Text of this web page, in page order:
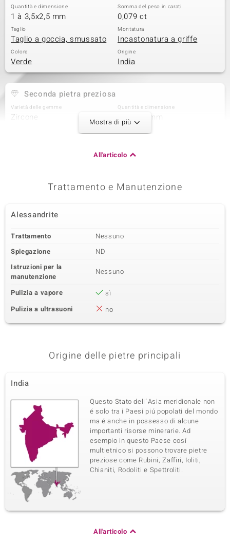
Quantità e dimensione
1 à 3,5x2,5 mm
Somma del peso in carati
0,079 ct
Taglio
Taglio a goccia, smussato
Montatura
Incastonatura a griffe
Colore
Verde
Origine
India
Seconda pietra preziosa
Varietà delle gemme
Zircone
Quantità e dimensione
16 à 1,2 mm
Origine
Zircone
0,081 ct Taglio rotondo
Montatura
Incastonatura a griffe
Mostra di più
All'articolo
Trattamento e Manutenzione
Alessandrite
Trattamento
Nessuno
Spiegazione
ND
Istruzioni per la
manutenzione
Nessuno
Pulizia a vapore
sì
Pulizia a ultrasuoni
no
Origine delle pietre principali
India
Questo Stato dell´Asia meridionale non
é solo tra i Paesi piú popolati del mondo
ma é anche in possesso di alcune
importanti risorse minerarie. Ad
esempio in questo Paese cosí
multietnico si possono trovare pietre
preziose come Rubini, Zaffiri, Ioliti,
Chianiti, Rodoliti e Spettroliti.
All'articolo